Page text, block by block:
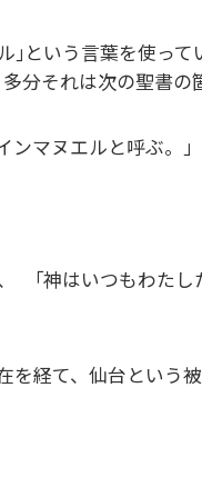
という言葉を使っ
分それは次の聖書の
ンマヌエルと呼ぶ。」
｢神はいつもわたし
経て、仙台という